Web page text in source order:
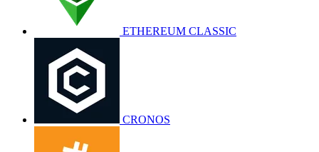
ETHEREUM CLASSIC
CRONOS